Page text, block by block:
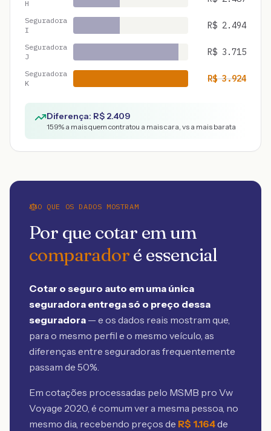
H
Seguradora
I
R$ 2.494
Seguradora
J
R$ 3.715
Seguradora
K
R$3.924
Diferença: R$ 2.409
159% a mais quem contratou a mais cara, vs a mais barata
O QUE OS DADOS MOSTRAM
Por que cotar em um
comparadoré essencial
Cotar o seguro auto em uma única
seguradora entrega só o preço dessa
seguradora — e os dados reais mostram que,
para o mesmo perfil e o mesmo veículo, as
diferenças entre seguradoras frequentemente
passam de 50%.
Em cotações processadas pelo MSMB pro Vw
Voyage 2020, é comum ver a mesma pessoa, no
mesmo dia, recebendo preços de R$ 1.164de